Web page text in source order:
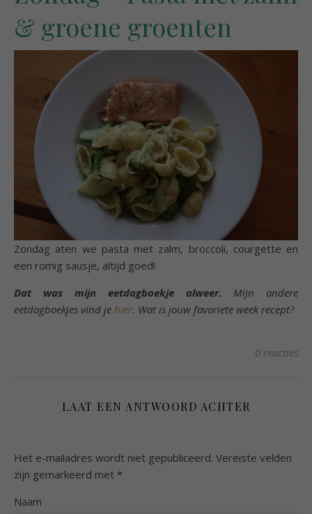
& groene groenten
Zondag aten we pasta met zalm, broccoli, courgette en
een romig sausje, altijd goed!
Dat was mijn eetdagboekje alweer. Mijn andere
eetdagboekjes vind je hier. Wat is jouw favoriete week recept?
0 reacties
LAAT EEN ANTWOORD ACHTER
Het e-mailadres wordt niet gepubliceerd. Vereiste velden
zijn gemarkeerd met *
Naam